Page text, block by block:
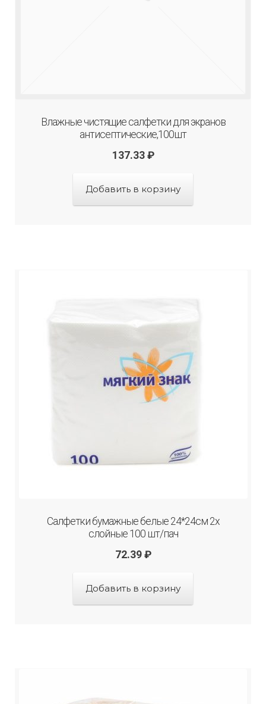
Влажные чистящие салфетки для экранов
антисептические,100шт
137.33 ₽
Добавить в корзину
Салфетки бумажные белые 24*24см 2х
слойные 100 шт/пач
72.39 ₽
Добавить в корзину